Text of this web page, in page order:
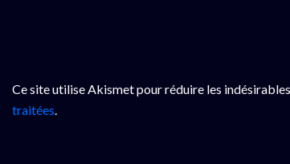
Ce site utilise Akismet pour réduire les
traitées.